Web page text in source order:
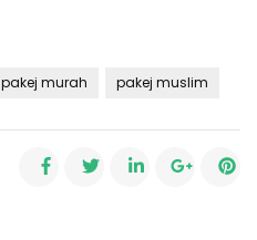
pakej murah
pakej muslim